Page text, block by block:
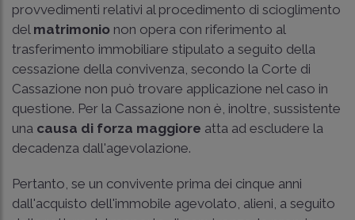
provvedimenti relativi al procedimento di scioglimento
del matrimonio non opera con riferimento al
trasferimento immobiliare stipulato a seguito della
cessazione della convivenza, secondo la Corte di
Cassazione non può trovare applicazione nel caso in
questione. Per la Cassazione non è, inoltre, sussistente
una causa di forza maggiore atta ad escludere la
decadenza dall'agevolazione.
Pertanto, se un convivente prima dei cinque anni
dall'acquisto dell'immobile agevolato, alieni, a seguito